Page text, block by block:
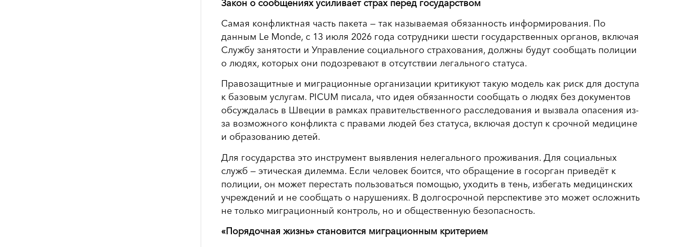
Закон о сообщениях усиливает страх перед государством
Самая конфликтная часть пакета — так называемая обязанность информирования. По
данным Le Monde, с 13 июля 2026 года сотрудники шести государственных органов, включая
Службу занятости и Управление социального страхования, должны будут сообщать полиции
о людях, которых они подозревают в отсутствии легального статуса.
Правозащитные и миграционные организации критикуют такую модель как риск для доступа
к базовым услугам. PICUM писала, что идея обязанности сообщать о людях без документов
обсуждалась в Швеции в рамках правительственного расследования и вызвала опасения из-
за возможного конфликта с правами людей без статуса, включая доступ к срочной медицине
и образованию детей.
Для государства это инструмент выявления нелегального проживания. Для социальных
служб — этическая дилемма. Если человек боится, что обращение в госорган приведёт к
полиции, он может перестать пользоваться помощью, уходить в тень, избегать медицинских
учреждений и не сообщать о нарушениях. В долгосрочной перспективе это может осложнить
не только миграционный контроль, но и общественную безопасность.
«Порядочная жизнь» становится миграционным критерием